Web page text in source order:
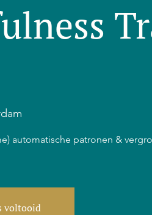
automatische patronen &
voltooid